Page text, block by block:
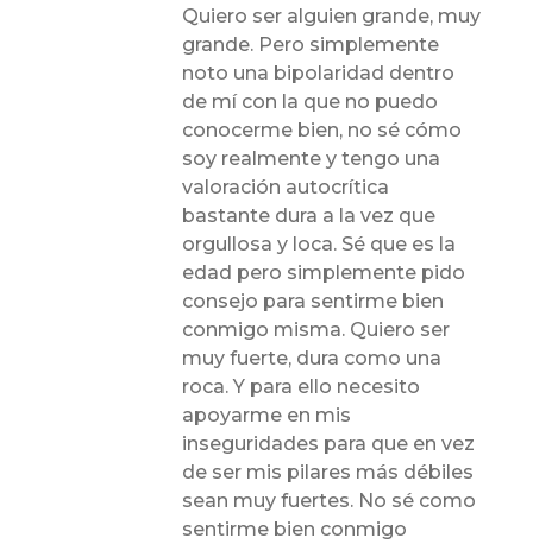
Quiero ser alguien grande, muy
grande. Pero simplemente
noto una bipolaridad dentro
de mí con la que no puedo
conocerme bien, no sé cómo
soy realmente y tengo una
valoración autocrítica
bastante dura a la vez que
orgullosa y loca. Sé que es la
edad pero simplemente pido
consejo para sentirme bien
conmigo misma. Quiero ser
muy fuerte, dura como una
roca. Y para ello necesito
apoyarme en mis
inseguridades para que en vez
de ser mis pilares más débiles
sean muy fuertes. No sé como
sentirme bien conmigo